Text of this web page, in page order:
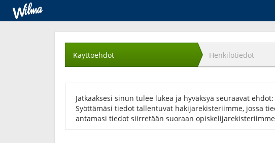
Käyttöehtojen
hyväksyminen
Käyttöehdot Henkilötiedot
Jatkaaksesi sinun tulee lukea ja hyväksyä seuraavat ehdot:
Syöttämäsi tiedot tallentuvat hakijarekisteriimme, jossa
antamasi tiedot siirretään suoraan